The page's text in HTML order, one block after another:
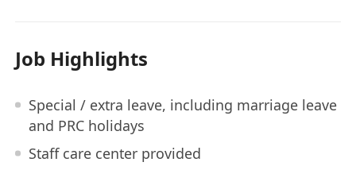
Job Highlights
Special / extra leave, including marriage leave
and PRC holidays
Staff care center provided